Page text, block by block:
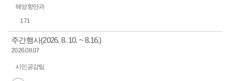
해양항만과
171
주간행사(2026. 8. 10. ~ 8.16.)
2026.08.07
시민공감팀